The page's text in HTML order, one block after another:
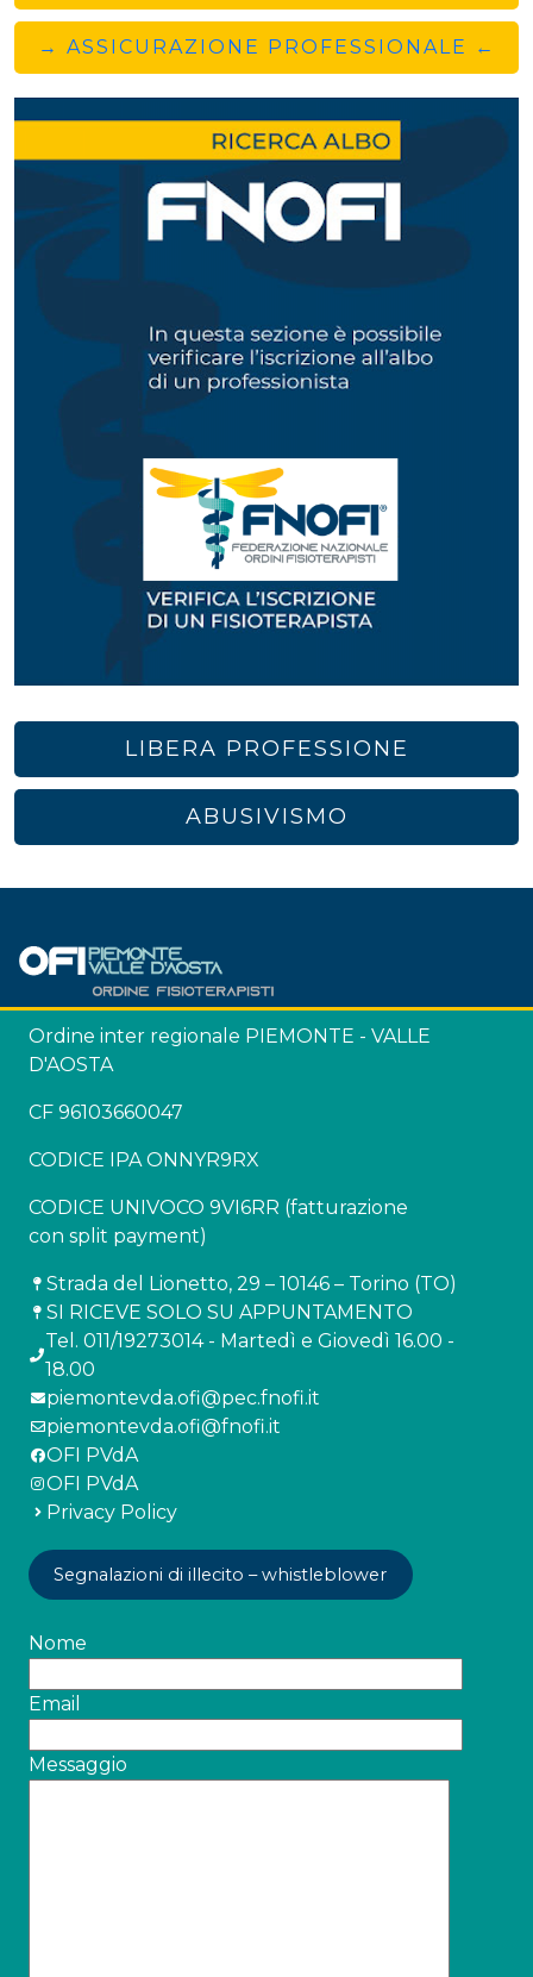
→ ASSICURAZIONE PROFESSIONALE ←
LIBERA PROFESSIONE
ABUSIVISMO
Ordine inter regionale PIEMONTE - VALLE
D'AOSTA
CF 96103660047
CODICE IPA ONNYR9RX
CODICE UNIVOCO 9VI6RR (fatturazione
con split payment)
Strada del Lionetto, 29 – 10146 – Torino (TO)
SI RICEVE SOLO SU APPUNTAMENTO
Tel. 011/19273014 - Martedì e Giovedì 16.00 -
18.00
piemontevda.ofi@pec.fnofi.it
piemontevda.ofi@fnofi.it
OFI PVdA
OFI PVdA
Privacy Policy
Segnalazioni di illecito – whistleblower
Nome
Email
Messaggio